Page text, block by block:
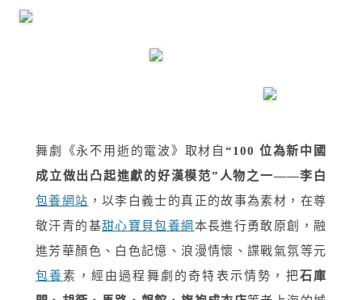
舞劇《永不用逝的電波》取材自“100 位為新中國
成立做出凸起進獻的好漢模范”人物之一——李白
包養網站 ，以李白義士的真正的故事為素材，在尊
敬汗青的基甜心寶貝包養網 本長進行勇敢原創，融
進芳華顏色、白色記憶、浪漫情懷、諜戰氣氛等元
包養素，經由過程舞劇的奇特表示情勢，把石庫